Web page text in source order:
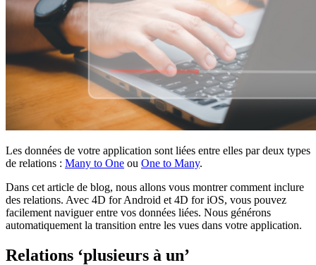
Les données de votre application sont liées entre elles par deux types
de relations : Many to One ou One to Many.
Dans cet article de blog, nous allons vous montrer comment inclure
des relations. Avec 4D for Android et 4D for iOS, vous pouvez
facilement naviguer entre vos données liées. Nous générons
automatiquement la transition entre les vues dans votre application.
Relations ‘plusieurs à un’